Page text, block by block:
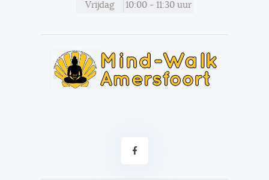
Vrijdag 10:00 - 11:30 uur